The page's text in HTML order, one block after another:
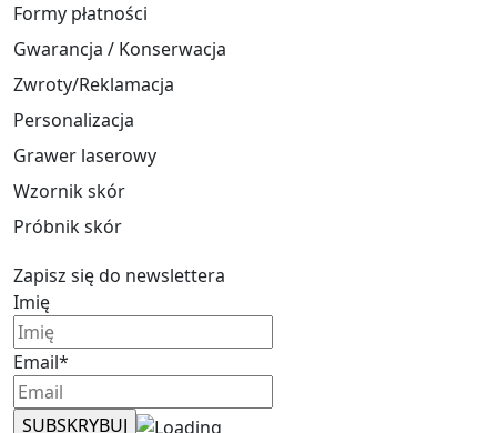
Formy płatności
Gwarancja / Konserwacja
Zwroty/Reklamacja
Personalizacja
Grawer laserowy
Wzornik skór
Próbnik skór
Zapisz się do newslettera
Imię
Email*